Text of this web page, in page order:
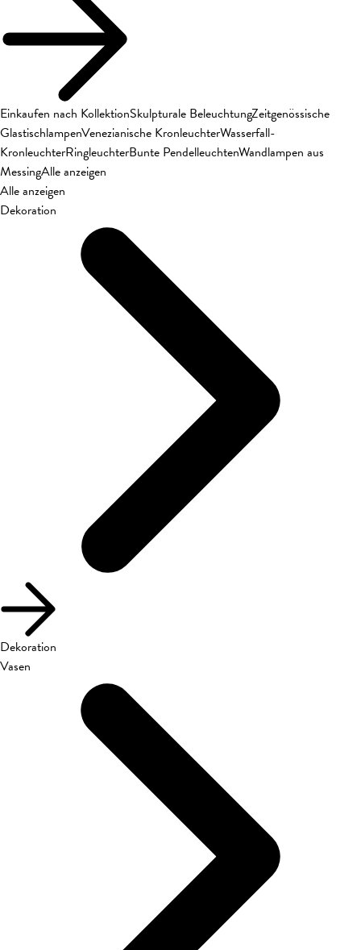
Einkaufen nach KollektionSkulpturale BeleuchtungZeitgenössische
GlastischlampenVenezianische KronleuchterWasserfall-
KronleuchterRingleuchterBunte PendelleuchtenWandlampen aus
MessingAlle anzeigen
Alle anzeigen
Dekoration
Dekoration
Vasen